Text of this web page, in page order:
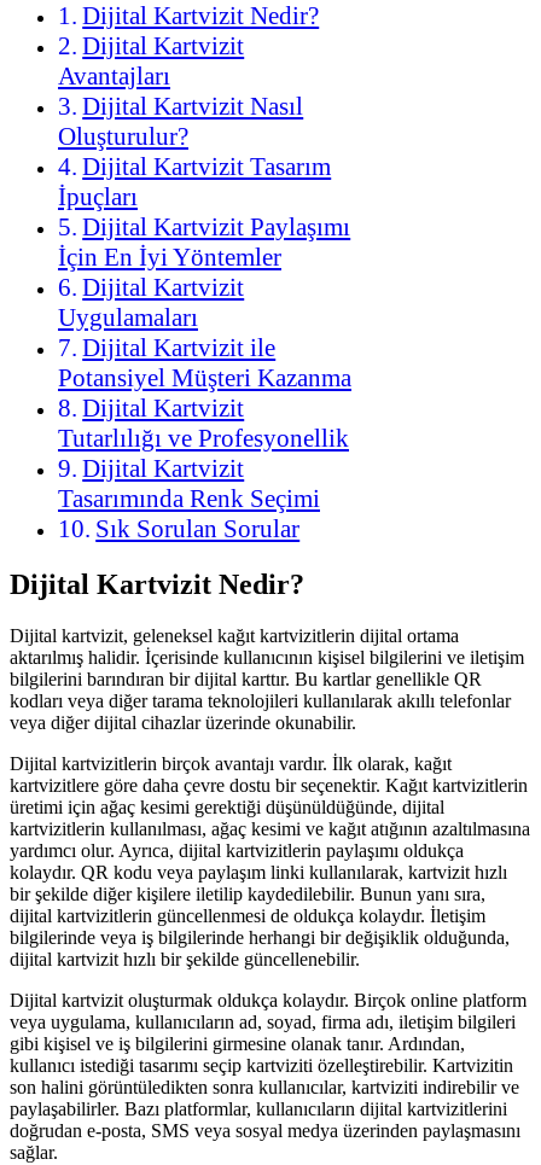
Dijital Kartvizit Nedir?
Dijital Kartvizit
Avantajları
Dijital Kartvizit Nasıl
Oluşturulur?
Dijital Kartvizit Tasarım
İpuçları
Dijital Kartvizit Paylaşımı
İçin En İyi Yöntemler
Dijital Kartvizit
Uygulamaları
Dijital Kartvizit ile
Potansiyel Müşteri Kazanma
Dijital Kartvizit
Tutarlılığı ve Profesyonellik
Dijital Kartvizit
Tasarımında Renk Seçimi
Sık Sorulan Sorular
Dijital Kartvizit Nedir?
Dijital kartvizit, geleneksel kağıt kartvizitlerin dijital ortama
aktarılmış halidir. İçerisinde kullanıcının kişisel bilgilerini ve iletişim
bilgilerini barındıran bir dijital karttır. Bu kartlar genellikle QR
kodları veya diğer tarama teknolojileri kullanılarak akıllı telefonlar
veya diğer dijital cihazlar üzerinde okunabilir.
Dijital kartvizitlerin birçok avantajı vardır. İlk olarak, kağıt
kartvizitlere göre daha çevre dostu bir seçenektir. Kağıt kartvizitlerin
üretimi için ağaç kesimi gerektiği düşünüldüğünde, dijital
kartvizitlerin kullanılması, ağaç kesimi ve kağıt atığının azaltılmasına
yardımcı olur. Ayrıca, dijital kartvizitlerin paylaşımı oldukça
kolaydır. QR kodu veya paylaşım linki kullanılarak, kartvizit hızlı
bir şekilde diğer kişilere iletilip kaydedilebilir. Bunun yanı sıra,
dijital kartvizitlerin güncellenmesi de oldukça kolaydır. İletişim
bilgilerinde veya iş bilgilerinde herhangi bir değişiklik olduğunda,
dijital kartvizit hızlı bir şekilde güncellenebilir.
Dijital kartvizit oluşturmak oldukça kolaydır. Birçok online platform
veya uygulama, kullanıcıların ad, soyad, firma adı, iletişim bilgileri
gibi kişisel ve iş bilgilerini girmesine olanak tanır. Ardından,
kullanıcı istediği tasarımı seçip kartviziti özelleştirebilir. Kartvizitin
son halini görüntüledikten sonra kullanıcılar, kartviziti indirebilir ve
paylaşabilirler. Bazı platformlar, kullanıcıların dijital kartvizitlerini
doğrudan e-posta, SMS veya sosyal medya üzerinden paylaşmasını
sağlar.